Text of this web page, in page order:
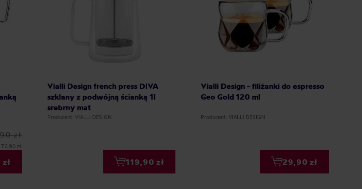
zł
zł
Vialli Design french press DIVA
szklany z podwójną ścianką 1l
srebrny mat
Producent: VIALLI DESIGN
119,90 zł
Vialli Design - filiżanki do espresso
Geo Gold 120 ml
Producent: VIALLI DESIGN
29,90 zł